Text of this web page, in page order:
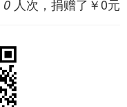
0 人次，捐赠了￥0元